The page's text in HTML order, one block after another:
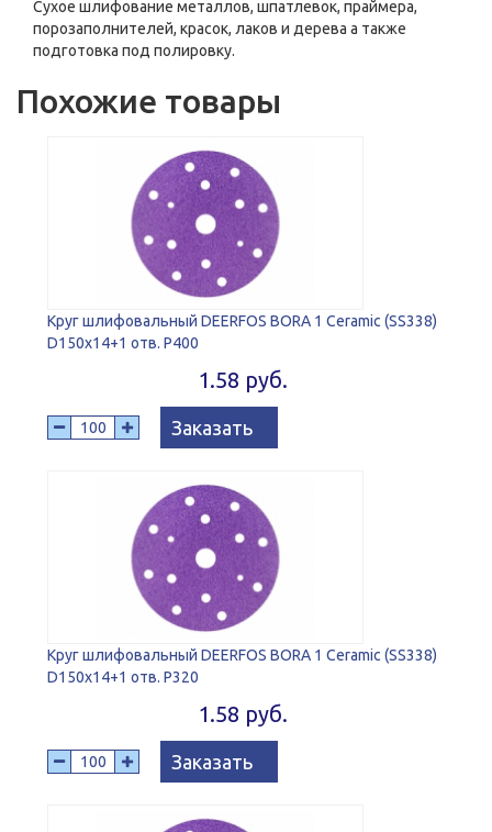
Сухое шлифование металлов, шпатлевок, праймера,
порозаполнителей, красок, лаков и дерева а также
подготовка под полировку.
Похожие товары
Круг шлифовальный DEERFOS BORA 1 Ceramic (SS338)
D150x14+1 отв. P400
1.58 руб.
Заказать
Круг шлифовальный DEERFOS BORA 1 Ceramic (SS338)
D150x14+1 отв. P320
1.58 руб.
Заказать